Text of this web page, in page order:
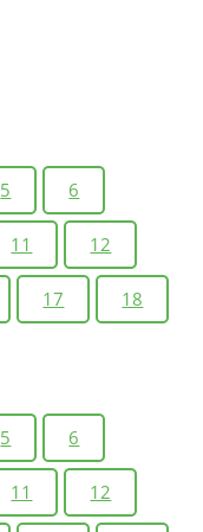
5 6
11 12
17 18
5 6
11 12